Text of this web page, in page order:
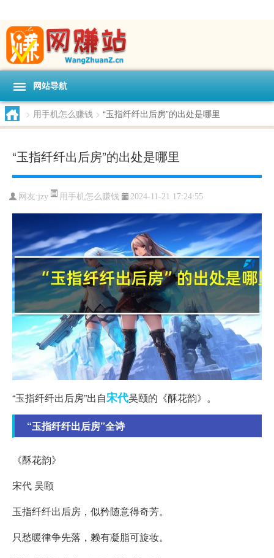
网站导航
> 用手机怎么赚钱 > “玉指纤纤出后房”的出处是哪里
“玉指纤纤出后房”的出处是哪里
网友:jzy 用手机怎么赚钱 2024-11-21 17:24:55
“玉指纤纤出后房”出自宋代吴颐的《酥花韵》。
“玉指纤纤出后房”全诗
《酥花韵》
宋代 吴颐
玉指纤纤出后房，似矜随意得奇芳。
只愁暖律争先落，赖有凝脂可旋妆。